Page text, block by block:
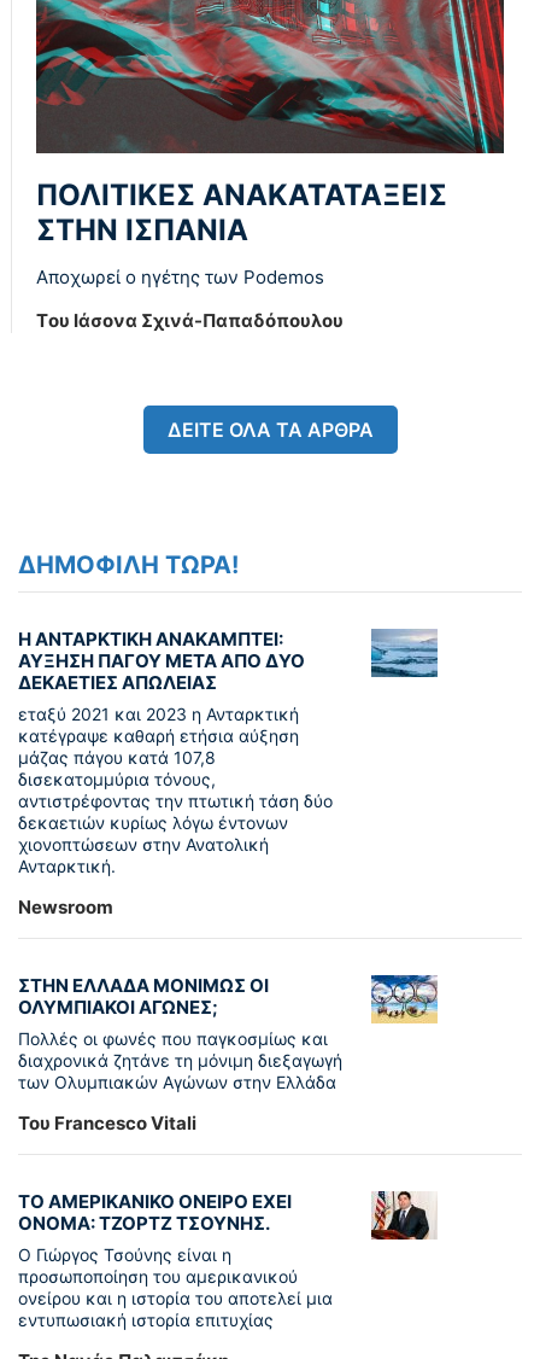
ΠΟΛΙΤΙΚΕΣ ΑΝΑΚΑΤΑΤΑΞΕΙΣ
ΣΤΗΝ ΙΣΠΑΝΙΑ
Αποχωρεί ο ηγέτης των Podemos
Tου Ιάσονα Σχινά-Παπαδόπουλου
ΔΕΙΤΕ ΟΛΑ ΤΑ ΑΡΘΡΑ
ΔΗΜΟΦΙΛΗ ΤΩΡΑ!
Η ΑΝΤΑΡΚΤΙΚΗ ΑΝΑΚΑΜΠΤΕΙ:
ΑΥΞΗΣΗ ΠΑΓΟΥ ΜΕΤΑ ΑΠΟ ΔΥΟ
ΔΕΚΑΕΤΙΕΣ ΑΠΩΛΕΙΑΣ
εταξύ 2021 και 2023 η Ανταρκτική
κατέγραψε καθαρή ετήσια αύξηση
μάζας πάγου κατά 107,8
δισεκατομμύρια τόνους,
αντιστρέφοντας την πτωτική τάση δύο
δεκαετιών κυρίως λόγω έντονων
χιονοπτώσεων στην Ανατολική
Ανταρκτική.
Newsroom
ΣΤΗΝ ΕΛΛΑΔΑ ΜΟΝΙΜΩΣ ΟΙ
ΟΛΥΜΠΙΑΚΟΙ ΑΓΩΝΕΣ;
Πολλές οι φωνές που παγκοσμίως και
διαχρονικά ζητάνε τη μόνιμη διεξαγωγή
των Ολυμπιακών Αγώνων στην Ελλάδα
Του Francesco Vitali
ΤΟ ΑΜΕΡΙΚΑΝΙΚΟ ΟΝΕΙΡΟ ΕΧΕΙ
ΟΝΟΜΑ: ΤΖΟΡΤΖ ΤΣΟΥΝΗΣ.
Ο Γιώργος Τσούνης είναι η
προσωποποίηση του αμερικανικού
ονείρου και η ιστορία του αποτελεί μια
εντυπωσιακή ιστορία επιτυχίας